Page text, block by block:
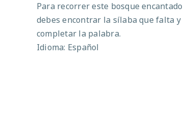
Para recorrer este bosque encantado
debes encontrar la sílaba que falta y
completar la palabra.
Idioma: Español